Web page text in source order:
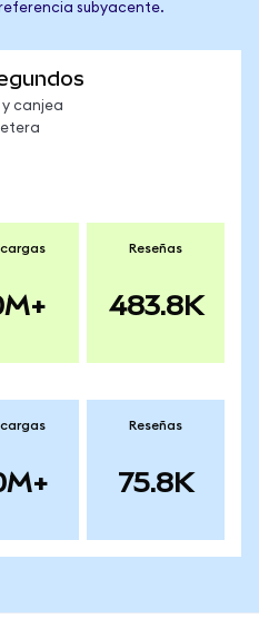
subyacente.
canjea
Reseñas
483.8K
Reseñas
75.8K